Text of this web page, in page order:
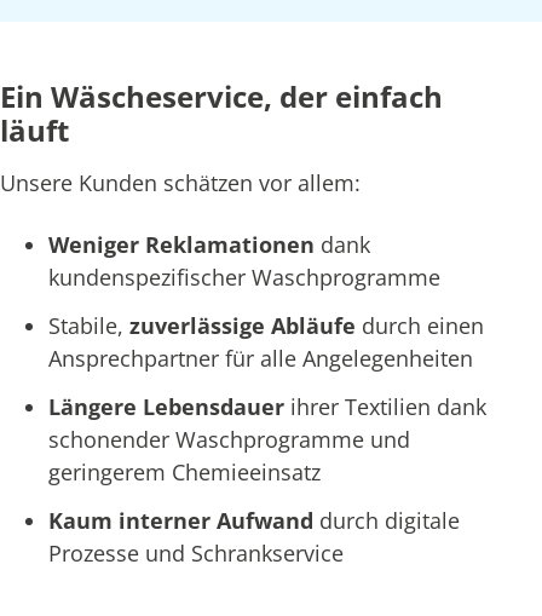
Ein Wäscheservice, der einfach
läuft
Unsere Kunden schätzen vor allem:
Weniger Reklamationen dank
kundenspezifischer Waschprogramme
Stabile, zuverlässige Abläufe durch einen
Ansprechpartner für alle Angelegenheiten
Längere Lebensdauer ihrer Textilien dank
schonender Waschprogramme und
geringerem Chemieeinsatz
Kaum interner Aufwand durch digitale
Prozesse und Schrankservice